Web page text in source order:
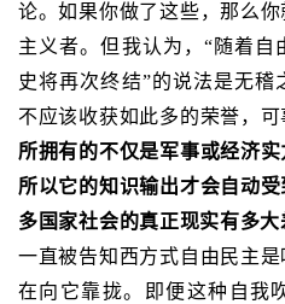
论。如果你做了这些，那么
主义者。但我认为，“随着自
史将再次终结”的说法是无
不应该收获如此多的荣誉，可
所拥有的不仅是军事或经济实
所以它的知识输出才会自动
多国家社会的真正现实有多
一直被告知西方式自由民主
在向它靠拢。即便这种自我